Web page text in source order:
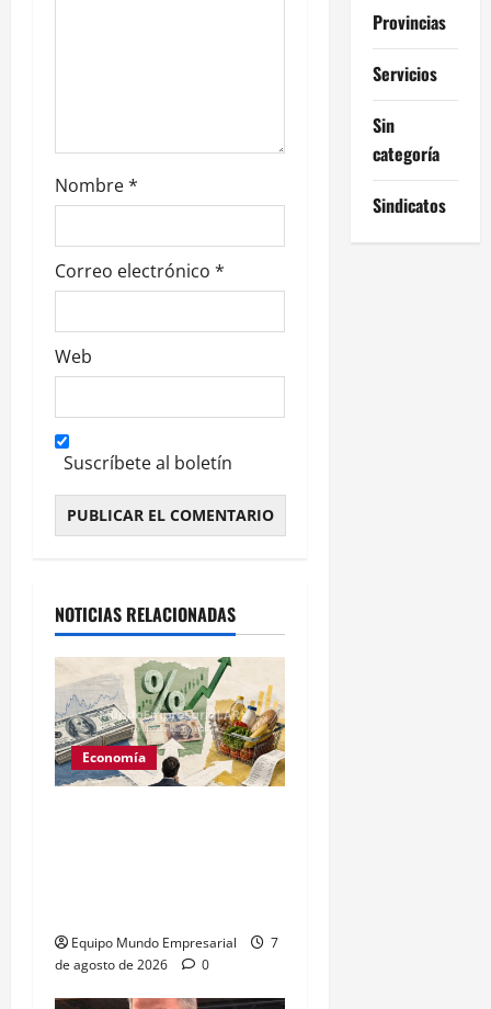
a
s
Nombre*
Correo electrónico *
Web
Suscríbete al boletín
NOTICIAS RELACIONADAS
Economía
Equipo Mundo Empresarial
7
de agosto de 2026
0
Provincias
Servicios
Sin
categoría
Sindicatos